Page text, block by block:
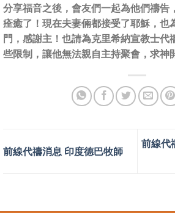
分享福音之後，會友們一起為他們禱告
痊癒了！現在夫妻倆都接受了耶穌，也
門，感謝主！也請為克里希納宣教士代
些限制，讓他無法親自主持聚會，求神
前線代禱消息 印度德巴牧師
前線代